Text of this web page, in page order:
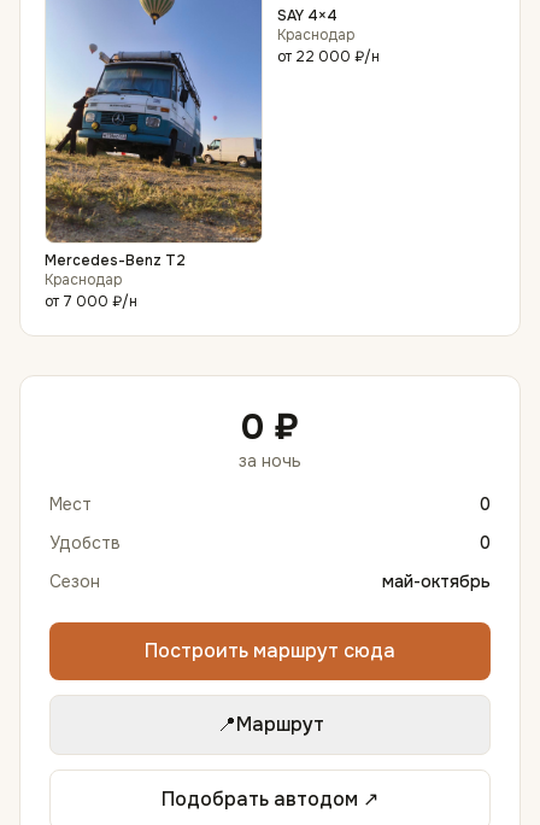
Mercedes-Benz T2
Краснодар
от 7 000 ₽/н
SAY 4×4
Краснодар
от 22 000 ₽/н
0 ₽
за ночь
Мест
0
Удобств
0
Сезон
май-октябрь
Построить маршрут сюда
📍Маршрут
Подобрать автодом ↗